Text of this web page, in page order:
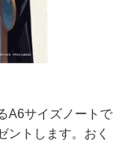
A6サイズノートで
ントします。おく